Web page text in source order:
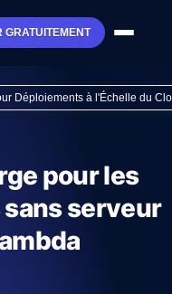
GRATUITEMENT
Déploiements à l'Échelle du
pour les
serveur